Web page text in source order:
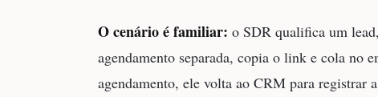
O cenário é familiar: o SDR qualifica um
agendamento separada, copia o link e cola no
agendamento, ele volta ao CRM para registrar